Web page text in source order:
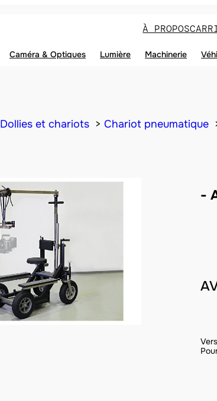
À PROPOS
Caméra & Optiques Lumière Machinerie
Dollies et chariots Chariot pneumatique